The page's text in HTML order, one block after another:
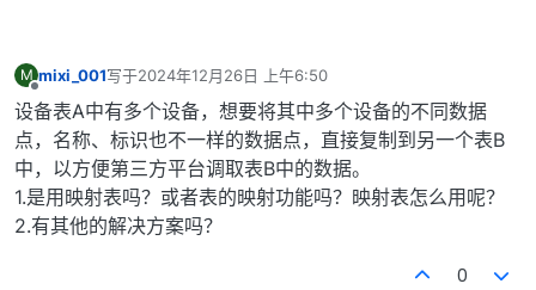
M
离线
mixi_001写于2024年12月26日 上午6:50
最后由 编辑
设备表A中有多个设备，想要将其中多个设备的不同数据
点，名称、标识也不一样的数据点，直接复制到另一个表B
中，以方便第三方平台调取表B中的数据。
1.是用映射表吗？或者表的映射功能吗？映射表怎么用呢？
2.有其他的解决方案吗？
0